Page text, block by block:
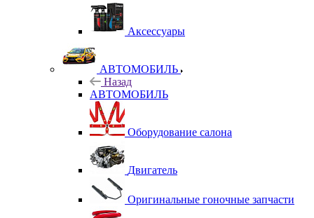
Аксессуары
АВТОМОБИЛЬ
Назад
АВТОМОБИЛЬ
Оборудование салона
Двигатель
Оригинальные гоночные запчасти